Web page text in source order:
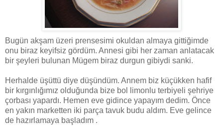
Bugün akşam üzeri prensesimi okuldan almaya gittiğimde
onu biraz keyifsiz gördüm. Annesi gibi her zaman anlatacak
bir şeyleri bulunan Mügem biraz durgun gibiydi sanki.
Herhalde üşüttü diye düşündüm. Annem biz küçükken hafif
bir kırgınlığımız olduğunda bize bol limonlu terbiyeli şehriye
çorbası yapardı. Hemen eve gidince yapayım dedim. Önce
en yakın marketten iki parça tavuk budu aldım. Eve gelince
de hazırlamaya başladım .